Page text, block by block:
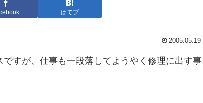
はてブ
2005.05.19
すが、仕事も一段落してようやく修理に出す事